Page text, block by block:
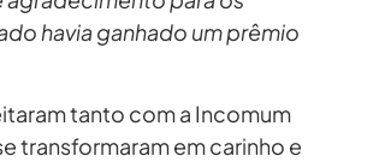
havia ganhado um prêmio
tanto com a Incomum
transformaram em carinho e